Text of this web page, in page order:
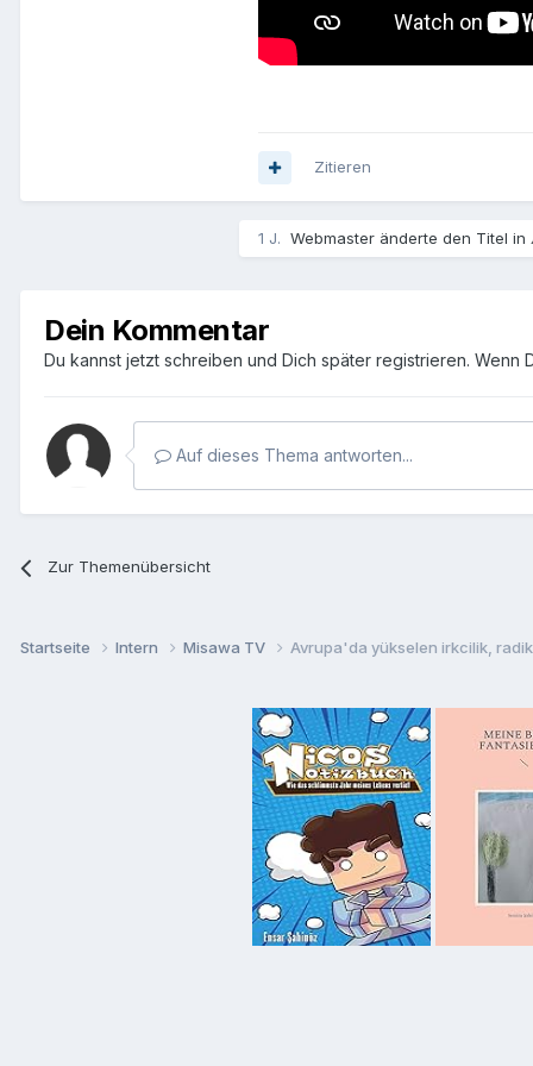
Zitieren
1 J. Webmaster änderte den Titel in
Dein Kommentar
Du kannst jetzt schreiben und Dich später registrieren. Wenn
Auf dieses Thema antworten...
Zur Themenübersicht
Startseite Intern Misawa TV Avrupa'da yükselen irkcilik,